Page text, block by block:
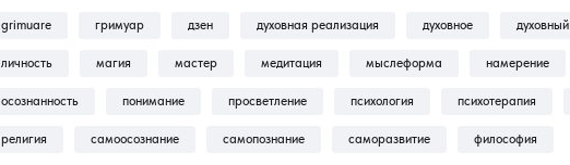
grimuare гримуар дзен духовная реализация духовное духовный
личность магия мастер медитация мыслеформа намерение
осознанность понимание просветление психология психотерапия
религия самоосознание самопознание саморазвитие философия